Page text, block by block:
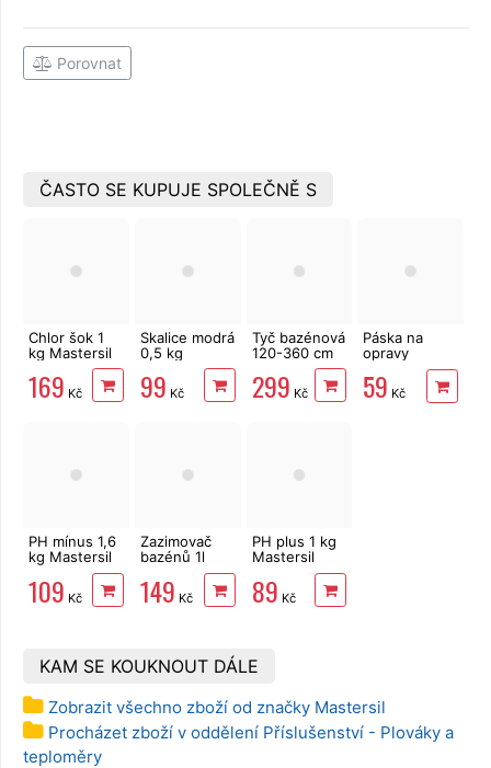
Porovnat
ČASTO SE KUPUJE SPOLEČNĚ S
Chlor šok 1
kg Mastersil
169 Kč
Skalice modrá
0,5 kg
99 Kč
Tyč bazénová
120-360 cm
299 Kč
Páska na
opravy
bazénů 1m x
10cm
samolepicí
59 Kč
PH mínus 1,6
kg Mastersil
109 Kč
Zazimovač
bazénů 1l
149 Kč
PH plus 1 kg
Mastersil
89 Kč
KAM SE KOUKNOUT DÁLE
Zobrazit všechno zboží od značky Mastersil
Procházet zboží v oddělení Příslušenství - Plováky a
teploměry